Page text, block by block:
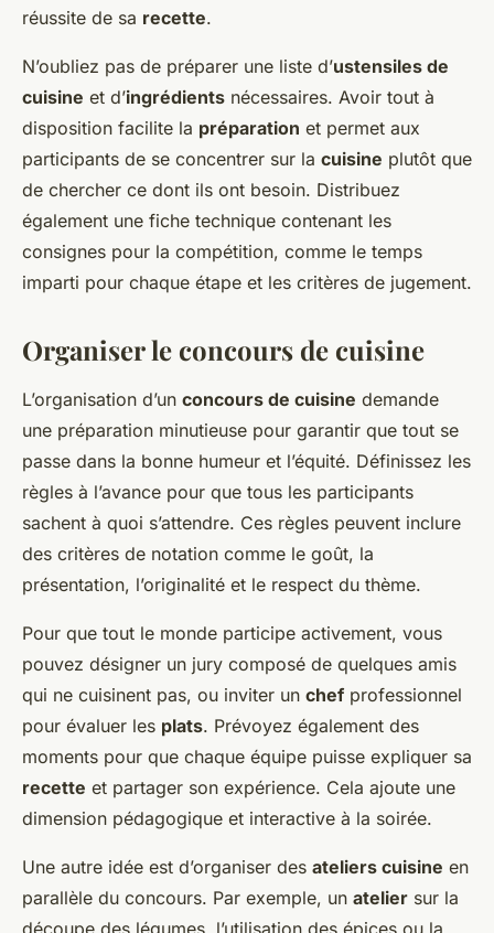
réussite de sa recette.
N’oubliez pas de préparer une liste d’ustensiles de
cuisine et d’ingrédients nécessaires. Avoir tout à
disposition facilite la préparation et permet aux
participants de se concentrer sur la cuisine plutôt que
de chercher ce dont ils ont besoin. Distribuez
également une fiche technique contenant les
consignes pour la compétition, comme le temps
imparti pour chaque étape et les critères de jugement.
Organiser le concours de cuisine
L’organisation d’un concours de cuisine demande
une préparation minutieuse pour garantir que tout se
passe dans la bonne humeur et l’équité. Définissez les
règles à l’avance pour que tous les participants
sachent à quoi s’attendre. Ces règles peuvent inclure
des critères de notation comme le goût, la
présentation, l’originalité et le respect du thème.
Pour que tout le monde participe activement, vous
pouvez désigner un jury composé de quelques amis
qui ne cuisinent pas, ou inviter un chef professionnel
pour évaluer les plats. Prévoyez également des
moments pour que chaque équipe puisse expliquer sa
recette et partager son expérience. Cela ajoute une
dimension pédagogique et interactive à la soirée.
Une autre idée est d’organiser des ateliers cuisine en
parallèle du concours. Par exemple, un atelier sur la